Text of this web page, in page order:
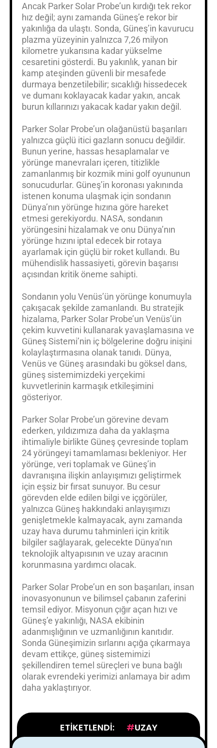
Ancak Parker Solar Probe’un kırdığı tek rekor
hız değil; aynı zamanda Güneş’e rekor bir
yakınlığa da ulaştı. Sonda, Güneş’in kavurucu
plazma yüzeyinin yalnızca 7,26 milyon
kilometre yukarısına kadar yükselme
cesaretini gösterdi. Bu yakınlık, yanan bir
kamp ateşinden güvenli bir mesafede
durmaya benzetilebilir; sıcaklığı hissedecek
ve dumanı koklayacak kadar yakın, ancak
burun kıllarınızı yakacak kadar yakın değil.
Parker Solar Probe’un olağanüstü başarıları
yalnızca güçlü itici gazların sonucu değildir.
Bunun yerine, hassas hesaplamalar ve
yörünge manevraları içeren, titizlikle
zamanlanmış bir kozmik mini golf oyununun
sonucudurlar. Güneş’in koronası yakınında
istenen konuma ulaşmak için sondanın
Dünya’nın yörünge hızına göre hareket
etmesi gerekiyordu. NASA, sondanın
yörüngesini hizalamak ve onu Dünya’nın
yörünge hızını iptal edecek bir rotaya
ayarlamak için güçlü bir roket kullandı. Bu
mühendislik hassasiyeti, görevin başarısı
açısından kritik öneme sahipti.
Sondanın yolu Venüs’ün yörünge konumuyla
çakışacak şekilde zamanlandı. Bu stratejik
hizalama, Parker Solar Probe’un Venüs’ün
çekim kuvvetini kullanarak yavaşlamasına ve
Güneş Sistemi’nin iç bölgelerine doğru inişini
kolaylaştırmasına olanak tanıdı. Dünya,
Venüs ve Güneş arasındaki bu göksel dans,
güneş sistemimizdeki yerçekimi
kuvvetlerinin karmaşık etkileşimini
gösteriyor.
Parker Solar Probe’un görevine devam
ederken, yıldızımıza daha da yaklaşma
ihtimaliyle birlikte Güneş çevresinde toplam
24 yörüngeyi tamamlaması bekleniyor. Her
yörünge, veri toplamak ve Güneş’in
davranışına ilişkin anlayışımızı geliştirmek
için eşsiz bir fırsat sunuyor. Bu cesur
görevden elde edilen bilgi ve içgörüler,
yalnızca Güneş hakkındaki anlayışımızı
genişletmekle kalmayacak, aynı zamanda
uzay hava durumu tahminleri için kritik
bilgiler sağlayarak, gelecekte Dünya’nın
teknolojik altyapısının ve uzay aracının
korunmasına yardımcı olacak.
Parker Solar Probe’un en son başarıları, insan
inovasyonunun ve bilimsel çabanın zaferini
temsil ediyor. Misyonun çığır açan hızı ve
Güneş’e yakınlığı, NASA ekibinin
adanmışlığının ve uzmanlığının kanıtıdır.
Sonda Güneşimizin sırlarını açığa çıkarmaya
devam ettikçe, güneş sistemimizi
şekillendiren temel süreçleri ve buna bağlı
olarak evrendeki yerimizi anlamaya bir adım
daha yaklaştırıyor.
ETIKETLENDI: UZAY